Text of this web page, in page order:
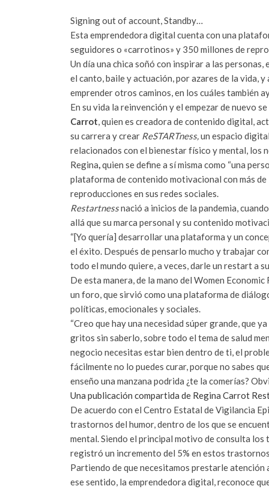
Signing out of account, Standby…
Esta emprendedora digital cuenta con una
seguidores o «carrotinos» y 350 millones de
Un día una chica soñó con inspirar a las
el canto, baile y actuación, por azares de la vida,
emprender otros caminos, en los cuáles también
En su vida la reinvención y el empezar de nuevo
Carrot, quien es creadora de contenido digital,
su carrera y crear ReSTARTness,un espacio
relacionados con el bienestar físico y mental, los
Regina,quien se define a sí misma como “una
plataforma de contenido motivacional con más
reproducciones en sus redes sociales.
Restartnessnació a inicios de la pandemia,
allá que su marca personal y su contenido
“[Yo quería] desarrollar una plataforma y un
el éxito. Después de pensarlo mucho y trabajar
todo el mundo quiere, a veces, darle un restart a
De esta manera, de la mano del Women
un foro, que sirvió como una plataforma de
políticas, emocionales y sociales.
“Creo que hay una necesidad súper grande, que
gritos sin saberlo, sobre todo el tema de salud
negocio necesitas estar bien dentro de ti, el
fácilmente no lo puedes curar, porque no sabes
enseño una manzana podrida ¿te la comerías?
Una publicación compartida de Regina Carrot
De acuerdo con el Centro Estatal de Vigilancia
trastornos del humor, dentro de los que se
mental. Siendo el principal motivo de consulta
registró un incremento del 5% en estos
Partiendo de que necesitamos prestarle atención
ese sentido, la emprendedora digital, reconoce